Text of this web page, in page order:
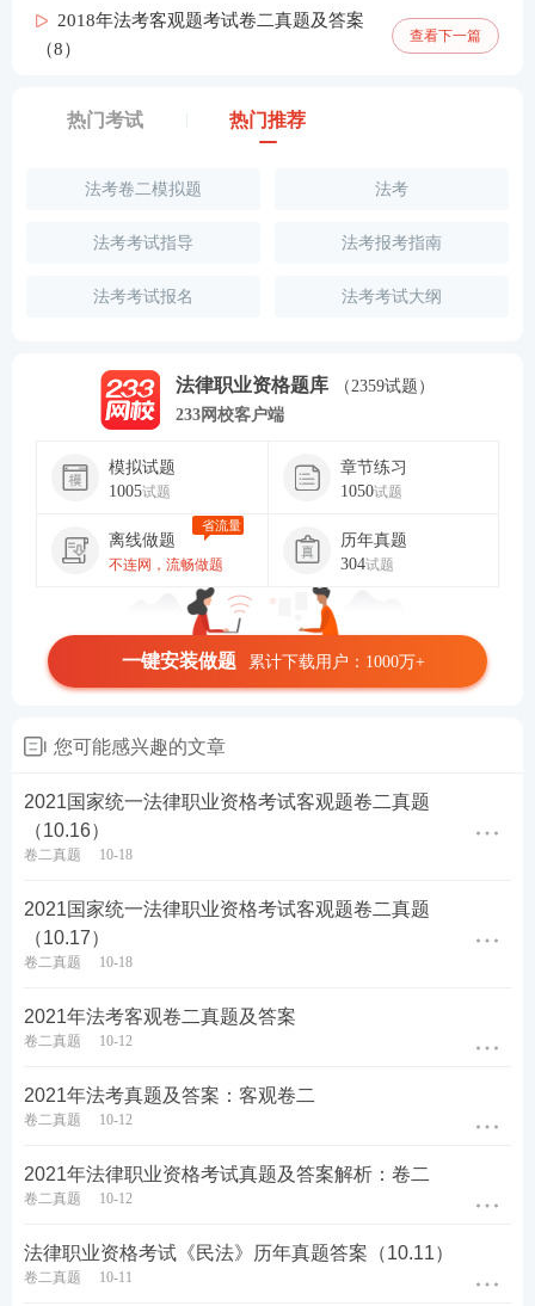
2018年法考客观题考试卷二真题及答案
（8）
查看下一篇
热门考试 热门推荐
法考卷二模拟题 法考
法考考试指导 法考报考指南
法考考试报名 法考考试大纲
法律职业资格题库
（2359试题）
233网校客户端
模拟试题
1005试题
章节练习
1050试题
离线做题
不连网，流畅做题
省流量
历年真题
304试题
一键安装做题 累计下载用户：1000万+
您可能感兴趣的文章
2021国家统一法律职业资格考试客观题卷二真题
（10.16）
卷二真题 10-18
2021国家统一法律职业资格考试客观题卷二真题
（10.17）
卷二真题 10-18
2021年法考客观卷二真题及答案
卷二真题 10-12
2021年法考真题及答案：客观卷二
卷二真题 10-12
2021年法律职业资格考试真题及答案解析：卷二
卷二真题 10-12
法律职业资格考试《民法》历年真题答案（10.11）
卷二真题 10-11